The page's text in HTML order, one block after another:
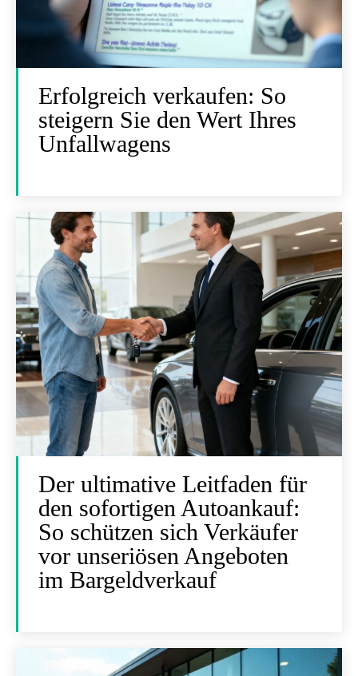
Erfolgreich verkaufen: So
steigern Sie den Wert Ihres
Unfallwagens
Der ultimative Leitfaden für
den sofortigen Autoankauf:
So schützen sich Verkäufer
vor unseriösen Angeboten
im Bargeldverkauf